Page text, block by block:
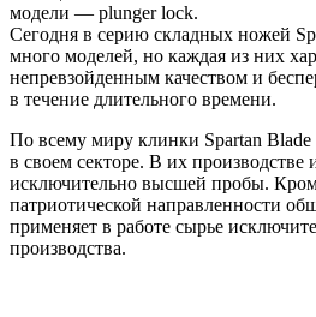
модели — plunger lock.
Сегодня в серию складных ножей
много моделей, но каждая из них
непревзойденным качеством и
в течение длительного времени.
По всему миру клинки Spartan Blade
в своем секторе. В их производстве
исключительно высшей пробы.
патриотической направленности
применяет в работе сырье
производства.